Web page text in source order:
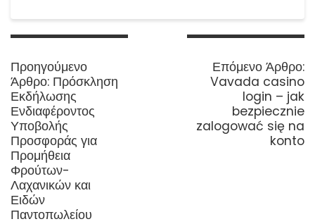
Πλοήγηση
άρθρων
Προηγούμενο
Άρθρο: Previous
post:
Πρόσκληση
Εκδήλωσης
Ενδιαφέροντος
Υποβολής
Προσφοράς για
Προμήθεια
Φρούτων-
Λαχανικών και
Ειδών
Παντοπωλείου
Επόμενο Άρθρο:
Vavada casino
login – jak
bezpiecznie
zalogować się na
konto